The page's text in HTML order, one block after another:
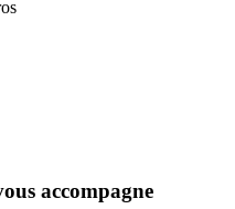
accompagne